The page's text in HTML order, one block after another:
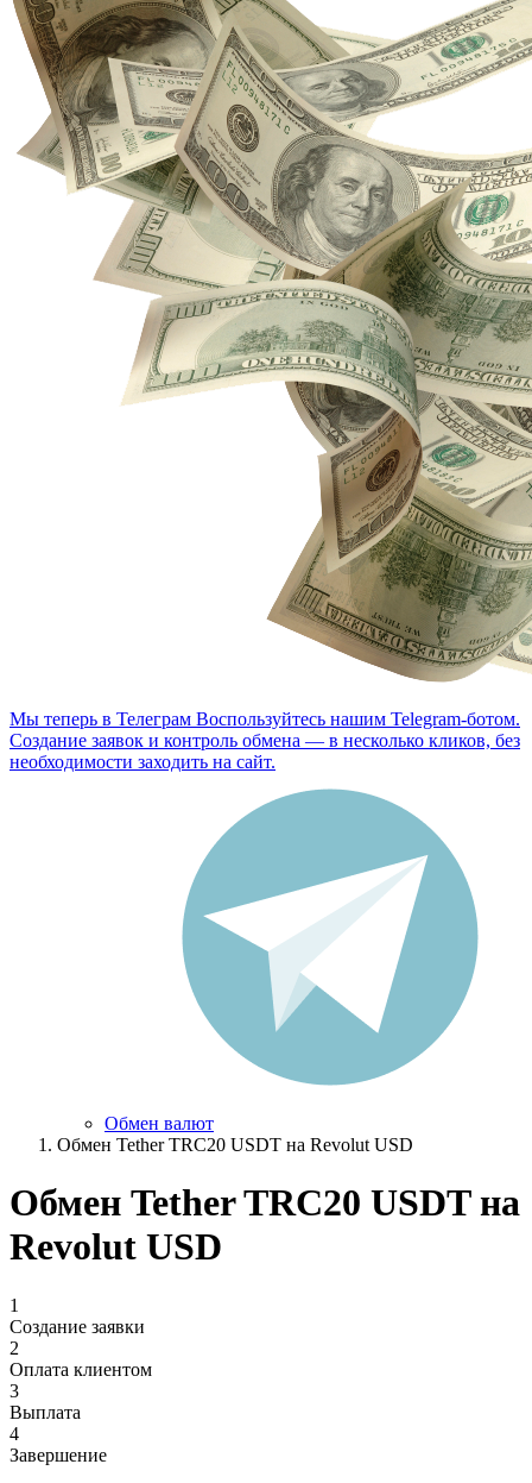
Мы теперь в Телеграм Воспользуйтесь нашим Telegram-ботом.
Создание заявок и контроль обмена — в несколько кликов, без
необходимости заходить на сайт.
Обмен валют
Обмен Tether TRC20 USDT на Revolut USD
Обмен Tether TRC20 USDT на
Revolut USD
1
Создание заявки
2
Оплата клиентом
3
Выплата
4
Завершение